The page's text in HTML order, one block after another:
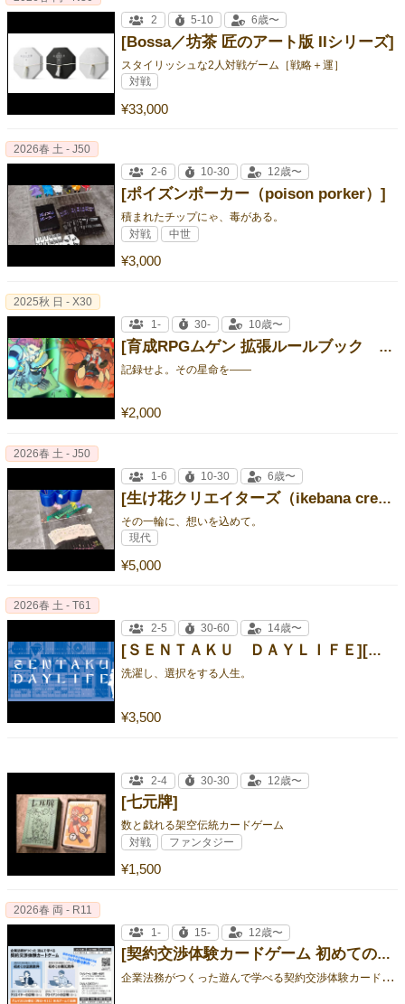
[Bossa／坊茶 匠のアート版 IIシリーズ]
スタイリッシュな2人対戦ゲーム［戦略＋運］
¥33,000
2
5-10 6歳〜
対戦
[ポイズンポーカー（poison porker）]
積まれたチップにゃ、毒がある。
¥3,000
2026春 土 - J50
2-6
10-30 12歳〜
対戦 中世
[育成RPGムゲン 拡張ルールブック ガイアレコード]
記録せよ。その星命を――
¥2,000
2025秋 日 - X30
1-
30- 10歳〜
[生け花クリエイターズ（ikebana creators）]
その一輪に、想いを込めて。
¥5,000
2026春 土 - J50
1-6
10-30 6歳〜
現代
[ＳＥＮＴＡＫＵ ＤＡＹＬＩＦＥ][ＳＥＮＴＡＫＵ ＤＡＹＬＩＦＥ]
洗濯し、選択をする人生。
¥3,500
2026春 土 - T61
2-5
30-60 14歳〜
[七元牌]
数と戯れる架空伝統カードゲーム
¥1,500
2-4 30-30 12歳〜
対戦 ファンタジー
[契約交渉体験カードゲーム 初めての委託案件]
企
業法務がつくった遊んで学べる契約交渉体験カードゲーム
2026春 両 - R11
1-
15- 12歳〜